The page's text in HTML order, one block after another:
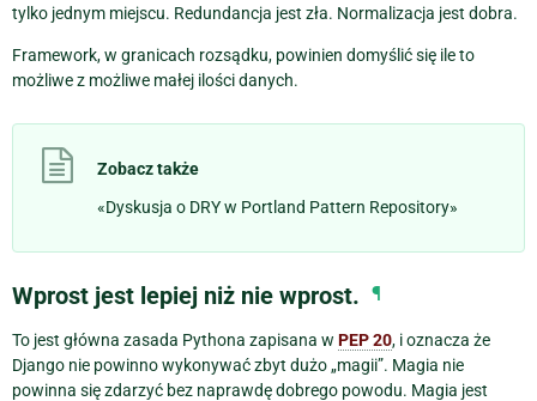
tylko jednym miejscu. Redundancja jest zła. Normalizacja jest dobra.
Framework, w granicach rozsądku, powinien domyślić się ile to
możliwe z możliwe małej ilości danych.
Zobacz także
«Dyskusja o DRY w Portland Pattern Repository»
Wprost jest lepiej niż nie wprost. ¶
To jest główna zasada Pythona zapisana w PEP 20, i oznacza że
Django nie powinno wykonywać zbyt dużo „magii”. Magia nie
powinna się zdarzyć bez naprawdę dobrego powodu. Magia jest